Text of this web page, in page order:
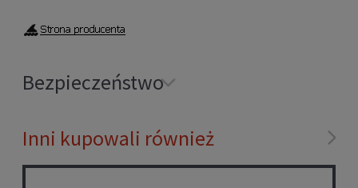
Bezpieczeństwo
Inni kupowali również